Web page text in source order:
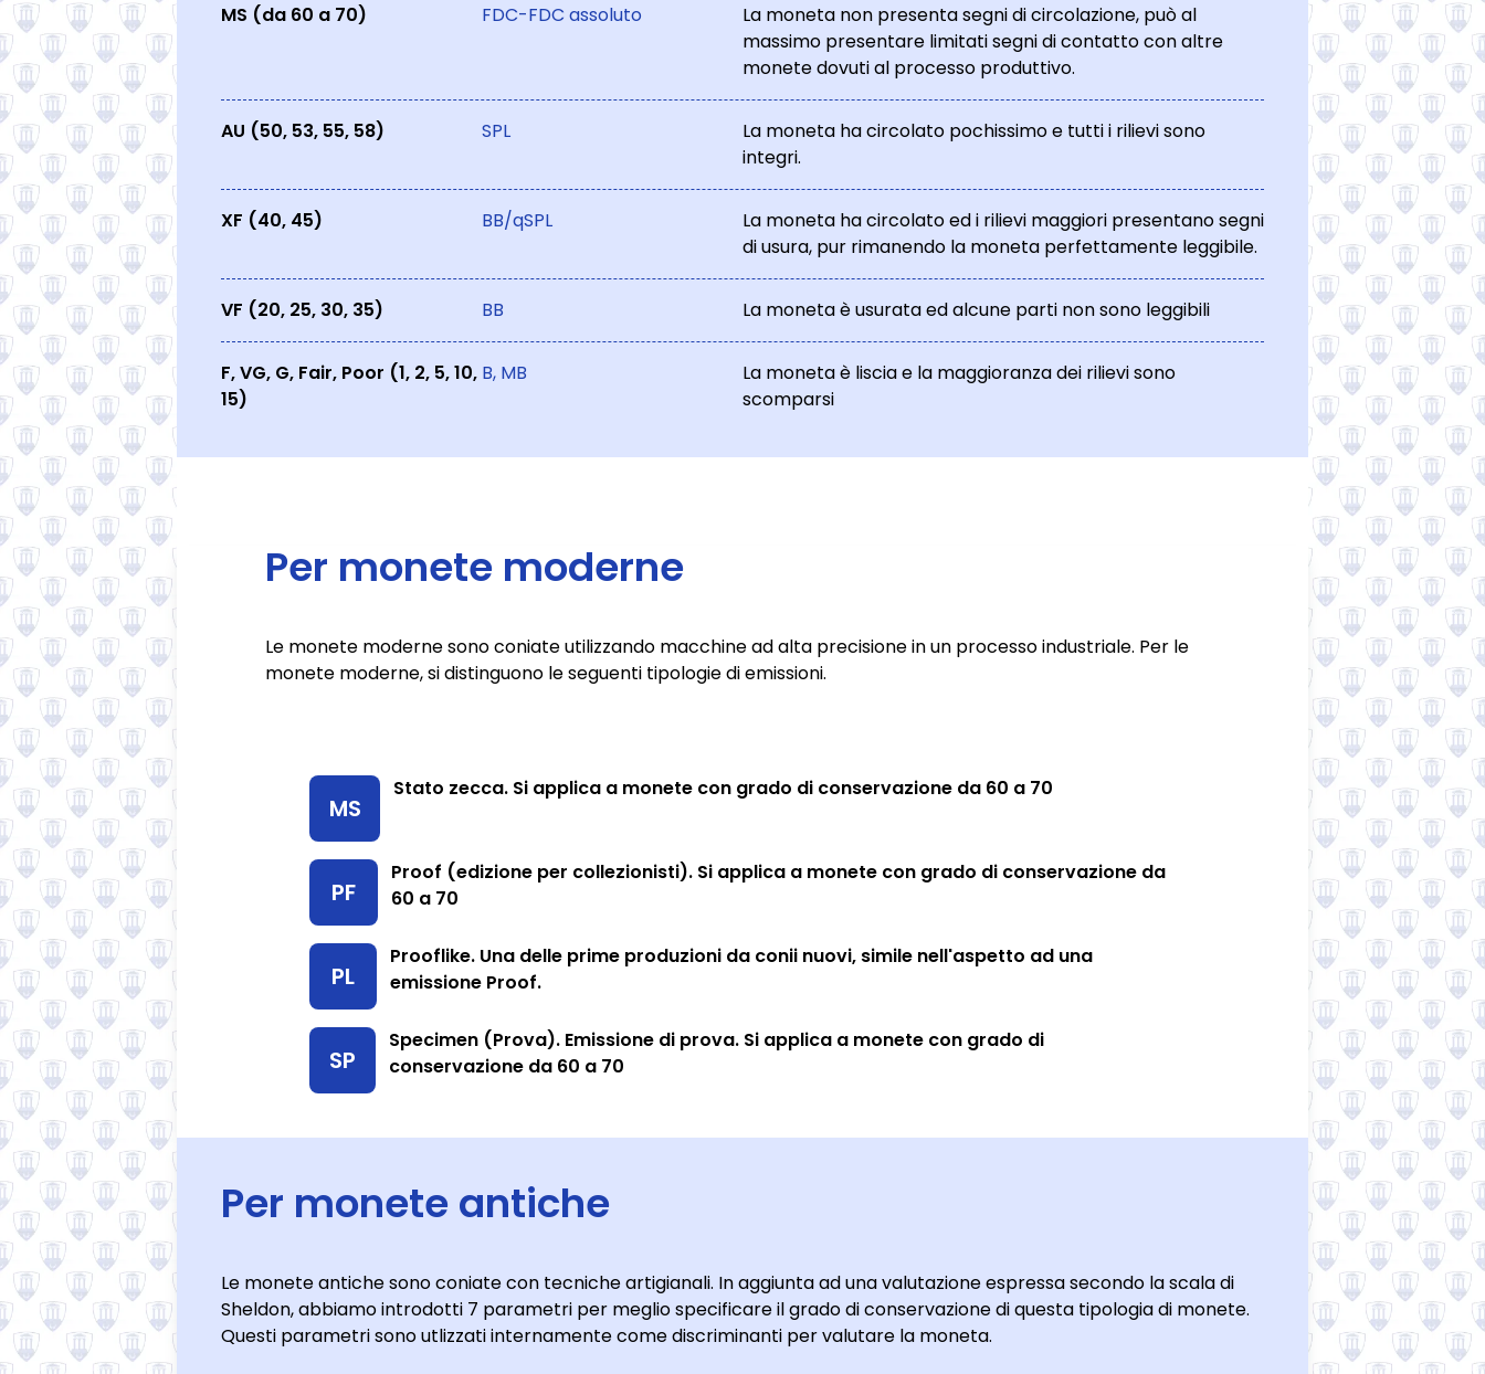
MS (da 60 a 70) FDC-FDC assoluto
La moneta non presenta segni di circolazione, può al
massimo presentare limitati segni di contatto con altre
monete dovuti al processo produttivo.
AU (50, 53, 55, 58) SPL
La moneta ha circolato pochissimo e tutti i rilievi sono
integri.
XF (40, 45) BB/qSPL
La moneta ha circolato ed i rilievi maggiori presentano segni
di usura, pur rimanendo la moneta perfettamente leggibile.
VF (20, 25, 30, 35) BB La moneta è usurata ed alcune parti non sono leggibili
F, VG, G, Fair, Poor (1, 2, 5, 10,
15)
B, MB
La moneta è liscia e la maggioranza dei rilievi sono
scomparsi
Per monete moderne
Le monete moderne sono coniate utilizzando macchine ad alta precisione in un processo industriale. Per le
monete moderne, si distinguono le seguenti tipologie di emissioni.
MS
Stato zecca. Si applica a monete con grado di conservazione da 60 a 70
PF
Proof (edizione per collezionisti). Si applica a monete con grado di conservazione da
60 a 70
PL
Prooflike. Una delle prime produzioni da conii nuovi, simile nell'aspetto ad una
emissione Proof.
SP
Specimen (Prova). Emissione di prova. Si applica a monete con grado di
conservazione da 60 a 70
Per monete antiche
Le monete antiche sono coniate con tecniche artigianali. In aggiunta ad una valutazione espressa secondo la scala di
Sheldon, abbiamo introdotti 7 parametri per meglio specificare il grado di conservazione di questa tipologia di monete.
Questi parametri sono utlizzati internamente come discriminanti per valutare la moneta.